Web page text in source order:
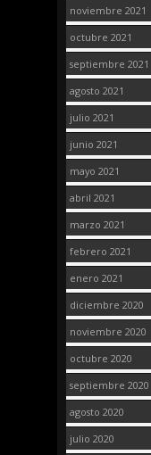
noviembre 2021
octubre 2021
septiembre 2021
agosto 2021
julio 2021
junio 2021
mayo 2021
abril 2021
marzo 2021
febrero 2021
enero 2021
diciembre 2020
noviembre 2020
octubre 2020
septiembre 2020
agosto 2020
julio 2020